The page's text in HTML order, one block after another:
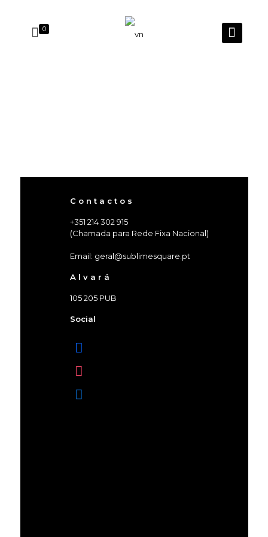
0
C o n t a c t o s
+351 214 302 915
(Chamada para Rede Fixa Nacional)
Email: geral@sublimesquare.pt
A l v a r á
105 205 PUB
Social